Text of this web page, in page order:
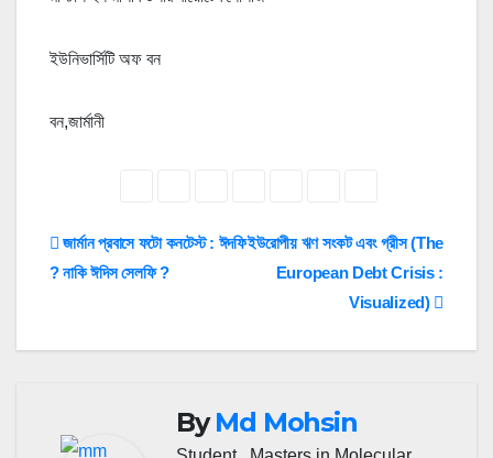
ইউনিভার্সিটি অফ বন
বন,জার্মানী
Post
ইউরোপীয় ঋণ সংকট এবং গ্রীস (The
European Debt Crisis :
Visualized)
জার্মান প্রবাসে ফটো কনটেস্ট : ঈদফি
? নাকি ঈদিস সেলফি ?
ByMd Mohsin